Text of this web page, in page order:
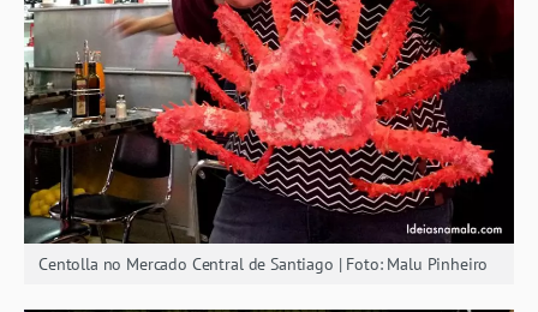
Centolla no Mercado Central de Santiago | Foto: Malu Pinheiro